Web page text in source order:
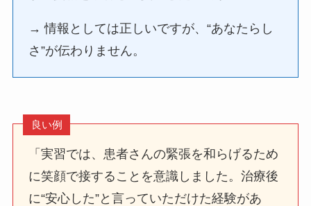
→ 情報としては正しいですが、“あなたらし
さ”が伝わりません。
良い例
「実習では、患者さんの緊張を和らげるため
に笑顔で接することを意識しました。治療後
に“安心した”と言っていただけた経験があ